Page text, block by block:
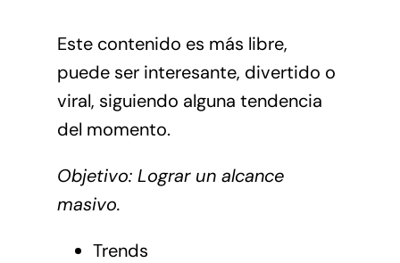
Este contenido es más libre,
puede ser interesante, divertido o
viral, siguiendo alguna tendencia
del momento.
Objetivo: Lograr un alcance
masivo.
Trends